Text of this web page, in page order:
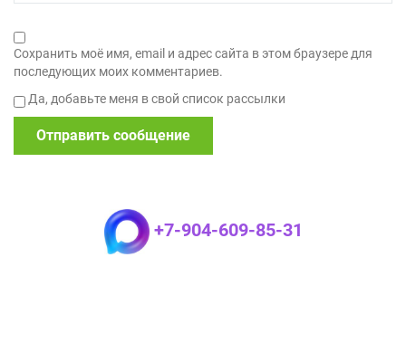
Сохранить моё имя, email и адрес сайта в этом браузере для
последующих моих комментариев.
Да, добавьте меня в свой список рассылки
+7-904-609-85-31